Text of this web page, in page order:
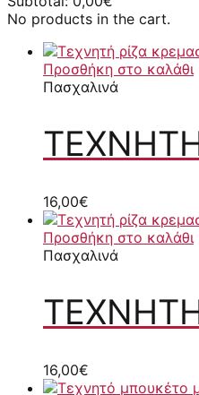
No products in the cart.
Προσθήκη στο καλάθι
Πασχαλινά
16,00€
Προσθήκη στο καλάθι
Πασχαλινά
16,00€